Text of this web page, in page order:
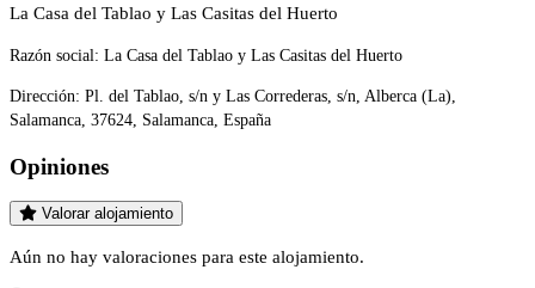
La Casa del Tablao y Las Casitas del Huerto
Razón social: La Casa del Tablao y Las Casitas del Huerto
Dirección: Pl. del Tablao, s/n y Las Correderas, s/n, Alberca (La),
Salamanca, 37624, Salamanca, España
Opiniones
Valorar alojamiento
Aún no hay valoraciones para este alojamiento.